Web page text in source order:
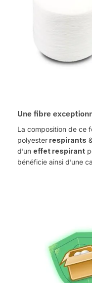
Une fibre
La composition de ce
polyester respirants &
d’un effet respirant
bénéficie ainsi d’une